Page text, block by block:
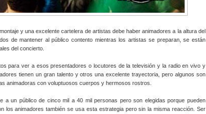
y una excelente cartelera de artistas debe haber animadores a la altura del
de mantener al público contento mientras los artistas se preparan, se están
del concierto.
para ver a esos presentadores o locutores de la televisión y la radio en vivo y
tienen un gran talento y otros una excelente trayectoria, pero algunos son
animadoras con voluptuosos cuerpos y hermosos rostros.
a un público de cinco mil a 40 mil personas pero son elegidas porque pueden
los animadores también se usa esta estrategia pero sin la misma reacción. Ser